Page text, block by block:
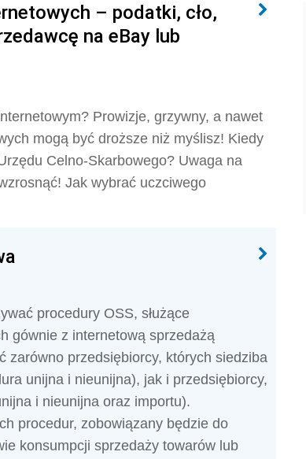
– podatki, cło,
na eBay lub
Prowizje, grzywny, a nawet
mogą być droższe niż myślisz! Kiedy
Celno-Skarbowego? Uwaga na
Jak wybrać uczciwego
procedury OSS, służące
gównie z internetową sprzedażą
zarówno przedsiębiorcy, których siedziba
unijna i nieunijna), jak i przedsiębiorcy,
i nieunijna oraz importu).
procedur, zobowiązany będzie do
konsumpcji sprzedaży towarów lub